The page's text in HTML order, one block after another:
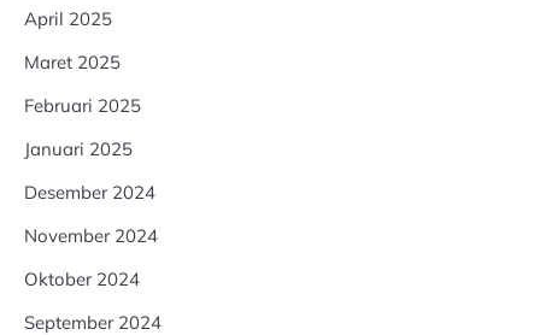
April 2025
Maret 2025
Februari 2025
Januari 2025
Desember 2024
November 2024
Oktober 2024
September 2024